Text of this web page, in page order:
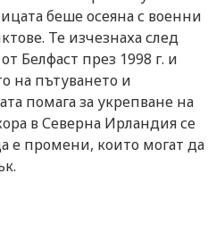
беше осеяна с военни
Те изчезнаха след
Белфаст през 1998 г. и
на пътуването и
помага за укрепване на
в Северна Ирландия се
е промени, които могат да